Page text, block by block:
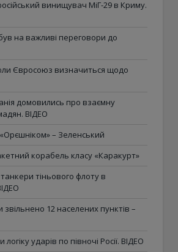
винищувач МіГ-29 в Криму.
на важливі переговори до
Євросоюз визначиться щодо
домовились про взаємну
ВІДЕО
«Орєшніком» – Зеленський
корабель класу «Каракурт»
тіньового флоту в
звільнено 12 населених пунктів –
ударів по півночі Росії. ВІДЕО